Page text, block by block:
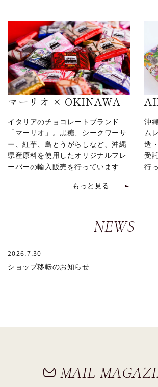
マーリオ × OKINAWA
イタリアのチョコレートブランド
「マーリオ」。黒糖、シークワーサ
ー、紅芋、島とうがらしなど、沖縄
県産原料を使用したオリジナルフレ
ーバーの輸入販売を行っています
もっと見る
沖
ム
造
受
行
NEWS
ショップ移転のお知らせ
2026.7.30
MAIL